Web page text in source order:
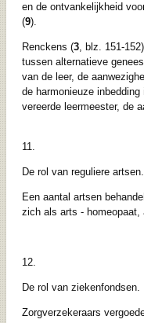
en de ontvankelijkheid
(9).
Renckens (3, blz. 151-
tussen alternatieve
van de leer, de
de harmonieuze
vereerde leermeester, de
11.
De rol van reguliere artsen.
Een aantal artsen
zich als arts -
12.
De rol van ziekenfondsen.
Zorgverzekeraars